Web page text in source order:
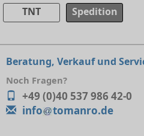
TNT
Spedition
Beratung, Verkauf und
Noch Fragen?
+49 (0)40 537 986 42-0
info
tomanro.de